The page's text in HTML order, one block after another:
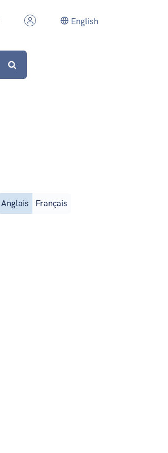
English
Anglais Français